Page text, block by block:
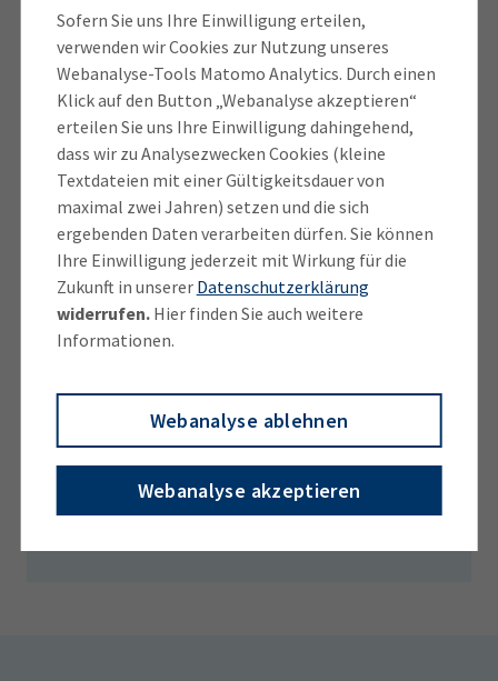
Sofern Sie uns Ihre Einwilligung erteilen,
verwenden wir Cookies zur Nutzung unseres
Webanalyse-Tools Matomo Analytics. Durch einen
Klick auf den Button „Webanalyse akzeptieren“
erteilen Sie uns Ihre Einwilligung dahingehend,
dass wir zu Analysezwecken Cookies (kleine
Textdateien mit einer Gültigkeitsdauer von
maximal zwei Jahren) setzen und die sich
ergebenden Daten verarbeiten dürfen. Sie können
Ihre Einwilligung jederzeit mit Wirkung für die
Zukunft in unserer Datenschutzerklärung
widerrufen.Hier finden Sie auch weitere
Informationen.
Webanalyse ablehnen
Webanalyse akzeptieren
Exportkontrolle
Paragraph 1 des Außenwirtschaftsgesetzes sagt,
dass der Güter-, Dienstleistungs-, Kapital- und
Zahlungsverkehr mit anderen Wirtschaftsgebieten
grundsätzlich frei ist, doch es sind wichtige
Ausnahmen zu beachten. Hier können Sie sich über
Allgemeine Genehmigungen, Ausfuhrkontrolle und
Sanktionen informieren.
Derzeit regelt der UZK das Zollrecht. Die Europäische
Union plant jedoch eine grundlegende Neugestaltung
des Zollwesens.
IHK Webinare & Veranstaltungen
Mehr Veranstaltungen